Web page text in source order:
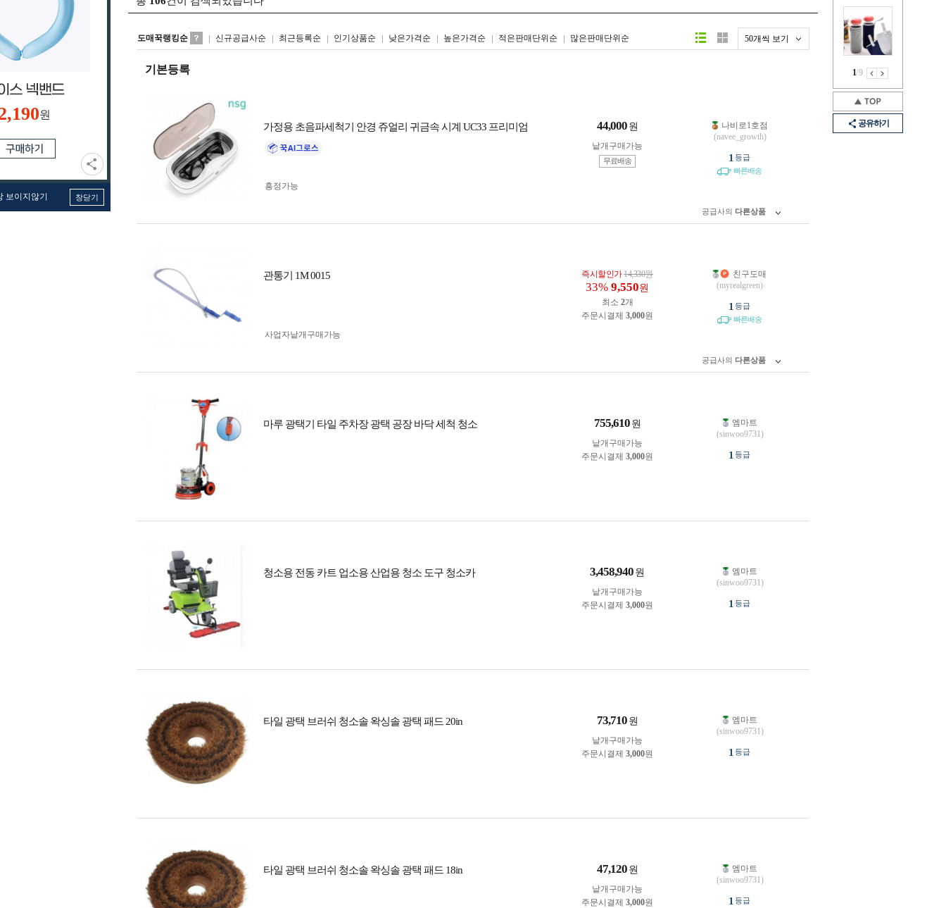
원
보이지않기 창닫기
1/9
공유하기
도매꾹랭킹순 신규공급사순 최근등록순 인기상품순 낮은가격순 높은가격순 적은판매단위순 많은판매단위순 50개씩 보기
리스트형갤러리형
기본등록
가정용 초음파세척기 안경 쥬얼리 귀금속 시계 UC33 프리미엄 44,000 원
낱개구매가능
무료배송
흥정가능
나비로1호점
(navee_growth)
1 등급
빠른배송
공급사의 다른상품
관통기 1M 0015 즉시할인가14,330원
33% 9,550원
최소 2개
주문시결제 3,000원
사업자 낱개구매가능
친구도매
(myrealgreen)
1 등급
빠른배송
공급사의 다른상품
마루 광택기 타일 주차장 광택 공장 바닥 세척 청소 755,610 원
낱개구매가능
주문시결제 3,000원
엠마트
(sinwoo9731)
1 등급
청소용 전동 카트 업소용 산업용 청소 도구 청소카 3,458,940 원
낱개구매가능
주문시결제 3,000원
엠마트
(sinwoo9731)
1 등급
타일 광택 브러쉬 청소솔 왁싱솔 광택 패드 20in 73,710 원
낱개구매가능
주문시결제 3,000원
엠마트
(sinwoo9731)
1 등급
타일 광택 브러쉬 청소솔 왁싱솔 광택 패드 18in 47,120 원
낱개구매가능
주문시결제 3,000원
엠마트
(sinwoo9731)
1 등급